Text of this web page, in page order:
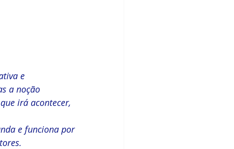
e
a noção
irá acontecer,
e funciona por